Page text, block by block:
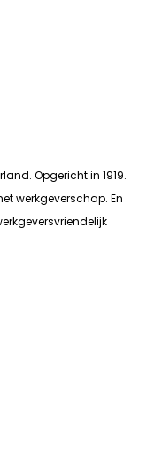
Opgericht in 1919.
werkgeverschap. En